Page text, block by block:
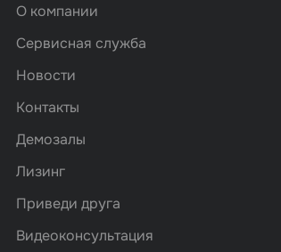
О компании
Сервисная служба
Новости
Контакты
Демозалы
Лизинг
Приведи друга
Видеоконсультация